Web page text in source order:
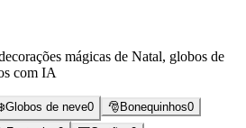
mágicas de Natal, globos de
com IA
Globos de neve0 🎅 Bonequinhos0